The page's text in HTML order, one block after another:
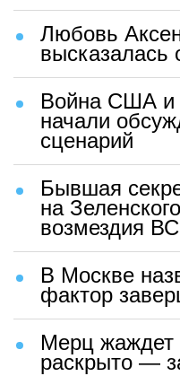
Любовь
высказалась
Война США и
начали
сценарий
Бывшая
на
возмездия
В Москве
фактор
Мерц жаждет
раскрыто —